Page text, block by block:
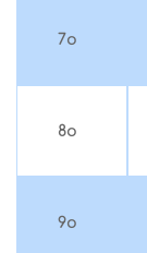
7ο
8ο
9ο